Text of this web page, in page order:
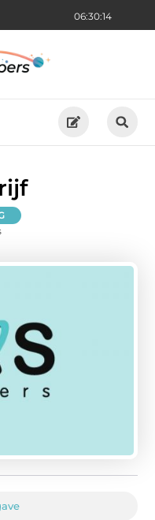
06:30:15